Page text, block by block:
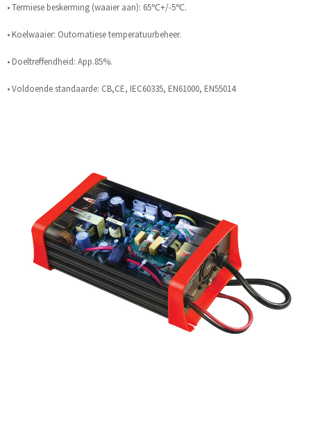
• Termiese beskerming (waaier aan): 65℃+/-5℃.
• Koelwaaier: Outomatiese temperatuurbeheer.
• Doeltreffendheid: App.85%.
• Voldoende standaarde: CB,CE, IEC60335, EN61000, EN55014